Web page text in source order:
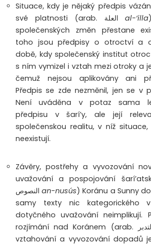
Situace, kdy je nějaký předpis
své platnosti (arab.
العلةal-‘illa
společenských změn přestane
toho jsou předpisy o otroctví a
době, kdy společenský institut
s ním vymizel i vztah mezi otroky a
čemuž nejsou aplikovány ani
Předpis se zde nezměnil, jen se v
Není uváděna v potaz sama
předpisu v šarí’y, ale její
společenskou realitu, v níž situace,
neexistují.
Závěry, postřehy a vyvozování
uvažování a pospojování
النصوصan-nusús) Koránu a Sunny
samy texty nic kategorického
dotyčného uvažování neimplikují.
rozjímání nad Koránem (arab.
vztahování a vyvozování dopadů